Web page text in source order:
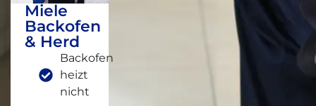
Miele
Backofen
& Herd
Backofen
heizt
nicht